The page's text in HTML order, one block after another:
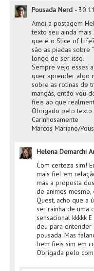
Pousada Nerd -
Amei a postagem
texto seu ainda
que é o Slice of
são as piadas sobre
longe de ser isso.
Sempre vejo esses
quer aprender algo
sobre as rotinas de
mangás, então vou
fieis ao que
Obrigado pelo texto
Carinhosamente
Marcos Mariano/
Helena Demarchi
Com certeza sim!
mais fiel em
mas a proposta
de animes mesmo,
Quest, acho que a
ser rainha de uma
sensacional kkkkk
deu para entender
pousada. Mas
bem fieis sim em
Obrigada pelo